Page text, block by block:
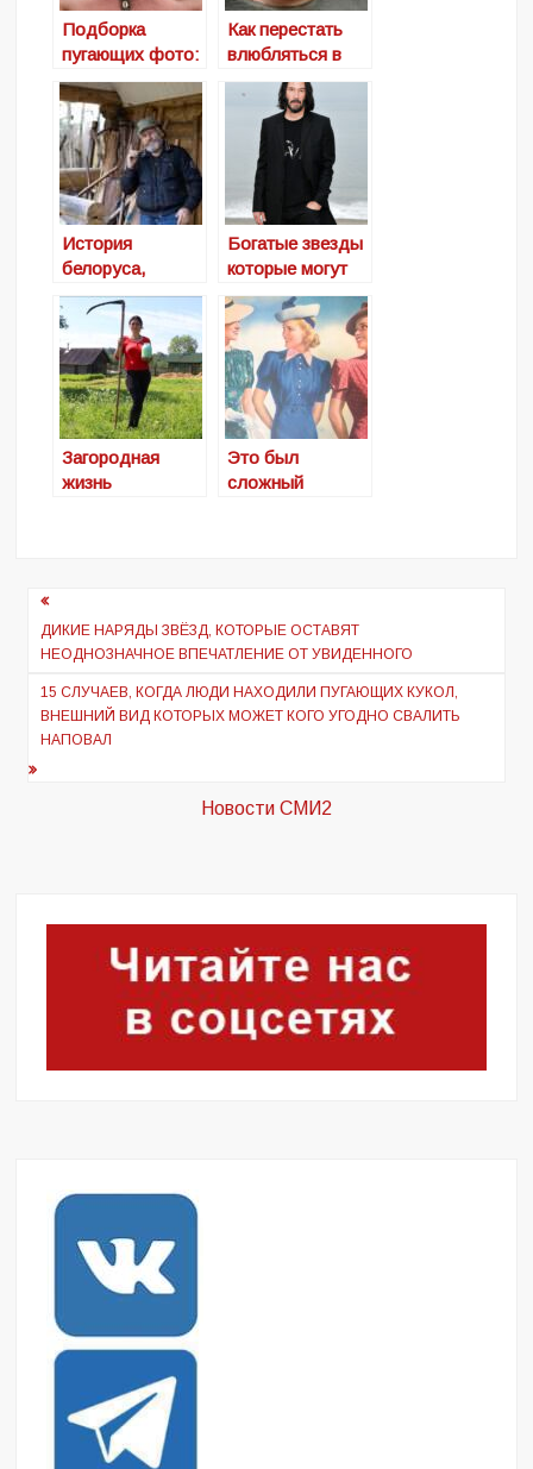
Подборка
пугающих фото:
причёски
иностранцев,
которые нас
шокируют
Как перестать
влюбляться в
негодяев:
инструкция
Михаила
Лабковского
История
белоруса,
который на
«Аисте» доехал
до
Владивостока
Богатые звезды
которые могут
себе позволить
всё, но живут
скромно
Загородная
жизнь
отложить
Это был
сложный
Навигация
по
записям
ДИКИЕ НАРЯДЫ ЗВЁЗД, КОТОРЫЕ ОСТАВЯТ
НЕОДНОЗНАЧНОЕ ВПЕЧАТЛЕНИЕ ОТ УВИДЕННОГО
15 СЛУЧАЕВ, КОГДА ЛЮДИ НАХОДИЛИ ПУГАЮЩИХ КУКОЛ,
ВНЕШНИЙ ВИД КОТОРЫХ МОЖЕТ КОГО УГОДНО СВАЛИТЬ
НАПОВАЛ
Новости СМИ2